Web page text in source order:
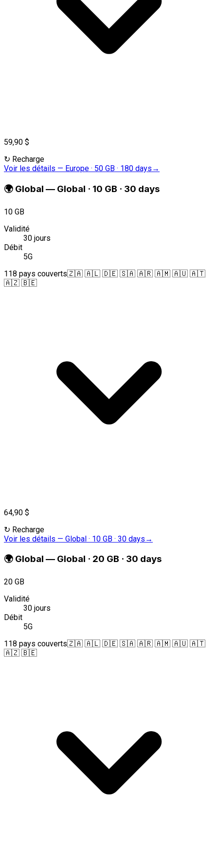
59,90 $
↻ Recharge
Voir les détails — Europe · 50 GB · 180 days →
🌍 Global — Global · 10 GB · 30 days
10 GB
Validité
30 jours
Débit
5G
118 pays couverts🇿🇦 🇦🇱 🇩🇪 🇸🇦 🇦🇷 🇦🇲 🇦🇺 🇦🇹
🇦🇿 🇧🇪
64,90 $
↻ Recharge
Voir les détails — Global · 10 GB · 30 days →
🌍 Global — Global · 20 GB · 30 days
20 GB
Validité
30 jours
Débit
5G
118 pays couverts🇿🇦 🇦🇱 🇩🇪 🇸🇦 🇦🇷 🇦🇲 🇦🇺 🇦🇹
🇦🇿 🇧🇪